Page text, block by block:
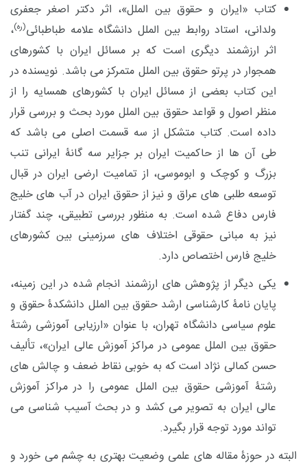
کتاب «ایران و حقوق بین الملل»، اثر دکتر اصغر جعفری
ولدانی، استاد روابط بین الملل دانشگاه علامه طباطبائی(ره)،
اثر ارزشمند دیگری است که بر مسائل ایران با کشورهای
همجوار در پرتو حقوق بین الملل متمرکز می باشد. نویسنده در
این کتاب بعضی از مسائل ایران با کشورهای همسایه را از
منظر اصول و قواعد حقوق بین الملل مورد بحث و بررسی قرار
داده است. کتاب متشکل از سه قسمت اصلی می باشد که
طی آن ها از حاکمیت ایران بر جزایر سه گانۀ ایرانی تنب
بزرگ و کوچک و ابوموسی، از تمامیت ارضی ایران در قبال
توسعه طلبی های عراق و نیز از حقوق ایران در آب های خلیج
فارس دفاع شده است. به منظور بررسی تطبیقی، چند گفتار
نیز به مبانی حقوقی اختلاف های سرزمینی بین کشورهای
خلیج فارس اختصاص دارد.
یکی دیگر از پژوهش های ارزشمند انجام شده در این زمینه،
پایان نامۀ کارشناسی ارشد حقوق بین الملل دانشکدۀ حقوق و
علوم سیاسی دانشگاه تهران، با عنوان «ارزیابی آموزشی رشتۀ
حقوق بین الملل عمومی در مراکز آموزش عالی ایران»، تألیف
حسن کمالی نژاد است که به خوبی نقاط ضعف و چالش های
رشتۀ آموزشی حقوق بین الملل عمومی را در مراکز آموزش
عالی ایران به تصویر می کشد و در بحث آسیب شناسی می
تواند مورد توجه قرار بگیرد.
البته در حوزۀ مقاله های علمی وضعیت بهتری به چشم می خورد و